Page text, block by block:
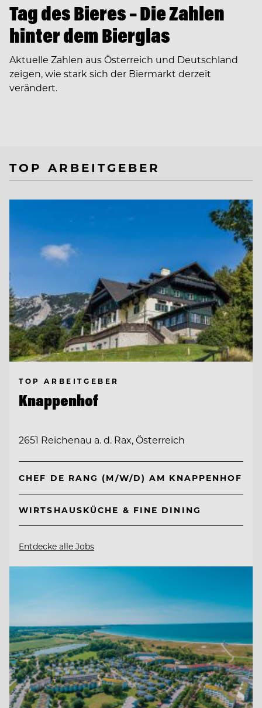
Tag des Bieres – Die Zahlen
hinter dem Bierglas
Aktuelle Zahlen aus Österreich und Deutschland
zeigen, wie stark sich der Biermarkt derzeit
verändert.
TOP ARBEITGEBER
TOP ARBEITGEBER
Knappenhof
2651 Reichenau a. d. Rax, Österreich
CHEF DE RANG (M/W/D) AM KNAPPENHOF
WIRTSHAUSKÜCHE & FINE DINING
Entdecke alle Jobs